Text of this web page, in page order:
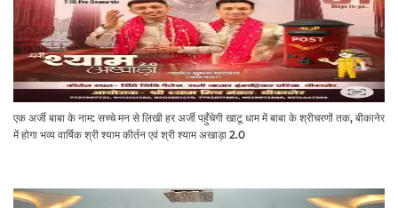
एक अर्जी बाबा के नाम: सच्चे मन से लिखी हर अर्जी पहुँचेगी खाटू धाम में बाबा के श्रीचरणों तक, बीकानेर
में होगा भव्य वार्षिक श्री श्याम कीर्तन एवं श्री श्याम अखाड़ा 2.0